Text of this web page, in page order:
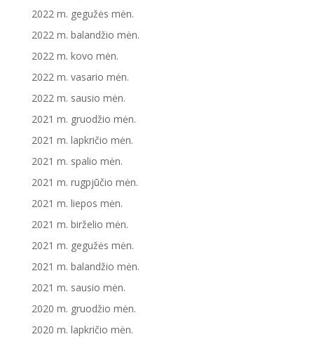
2022 m. gegužės mėn.
2022 m. balandžio mėn.
2022 m. kovo mėn.
2022 m. vasario mėn.
2022 m. sausio mėn.
2021 m. gruodžio mėn.
2021 m. lapkričio mėn.
2021 m. spalio mėn.
2021 m. rugpjūčio mėn.
2021 m. liepos mėn.
2021 m. birželio mėn.
2021 m. gegužės mėn.
2021 m. balandžio mėn.
2021 m. sausio mėn.
2020 m. gruodžio mėn.
2020 m. lapkričio mėn.